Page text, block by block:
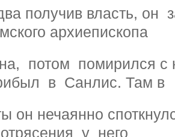
получив власть, он
архиепископа
потом помирился с
в Санлис. Там в
он нечаянно
у него